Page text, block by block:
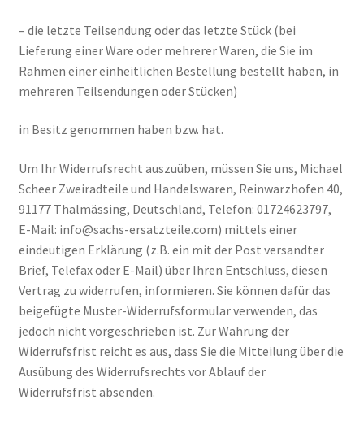
– die letzte Teilsendung oder das letzte Stück (bei
Lieferung einer Ware oder mehrerer Waren, die Sie im
Rahmen einer einheitlichen Bestellung bestellt haben, in
mehreren Teilsendungen oder Stücken)
in Besitz genommen haben bzw. hat.
Um Ihr Widerrufsrecht auszuüben, müssen Sie uns, Michael
Scheer Zweiradteile und Handelswaren, Reinwarzhofen 40,
91177 Thalmässing, Deutschland, Telefon: 01724623797,
E-Mail: info@sachs-ersatzteile.com) mittels einer
eindeutigen Erklärung (z.B. ein mit der Post versandter
Brief, Telefax oder E-Mail) über Ihren Entschluss, diesen
Vertrag zu widerrufen, informieren. Sie können dafür das
beigefügte Muster-Widerrufsformular verwenden, das
jedoch nicht vorgeschrieben ist. Zur Wahrung der
Widerrufsfrist reicht es aus, dass Sie die Mitteilung über die
Ausübung des Widerrufsrechts vor Ablauf der
Widerrufsfrist absenden.